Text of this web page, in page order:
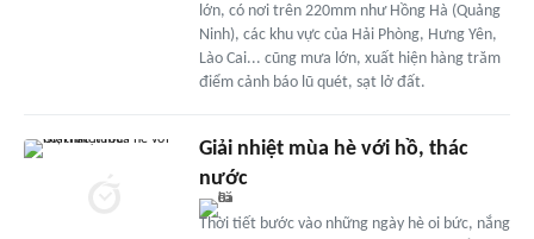
lớn, có nơi trên 220mm như Hồng Hà (Quảng
Ninh), các khu vực của Hải Phòng, Hưng Yên,
Lào Cai... cũng mưa lớn, xuất hiện hàng trăm
điểm cảnh báo lũ quét, sạt lở đất.
Giải nhiệt mùa hè với hồ, thác
nước
Thời tiết bước vào những ngày hè oi bức, nắng